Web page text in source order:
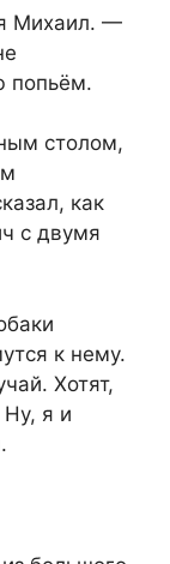
Михаил. —
попьём.
столом,
как
с двумя
к нему.
Хотят,
я и